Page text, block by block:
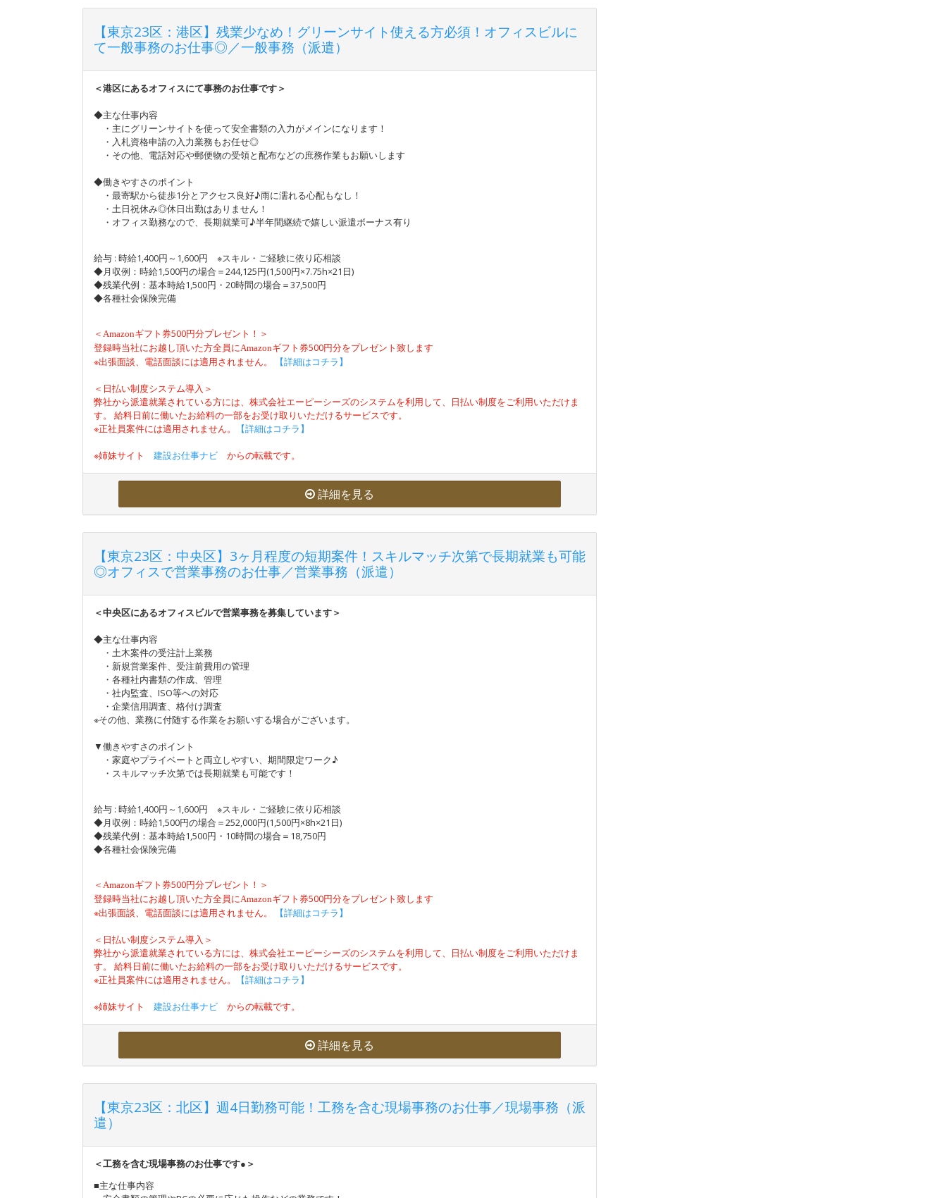
【東京23区：港区】残業少なめ！グリーンサイト使える方必須！オフィスビルに
て一般事務のお仕事◎／一般事務（派遣）
＜港区にあるオフィスにて事務のお仕事です＞
◆主な仕事内容
・主にグリーンサイトを使って安全書類の入力がメインになります！
・入札資格申請の入力業務もお任せ◎
・その他、電話対応や郵便物の受領と配布などの庶務作業もお願いします
◆働きやすさのポイント
・最寄駅から徒歩1分とアクセス良好♪雨に濡れる心配もなし！
・土日祝休み◎休日出勤はありません！
・オフィス勤務なので、長期就業可♪半年間継続で嬉しい派遣ボーナス有り
給与 : 時給1,400円～1,600円 ※スキル・ご経験に依り応相談
◆月収例：時給1,500円の場合＝244,125円(1,500円×7.75h×21日)
◆残業代例：基本時給1,500円・20時間の場合＝37,500円
◆各種社会保険完備
＜ Amazonギフト券500円分プレゼント！＞
登録時当社にお越し頂いた方全員にAmazonギフト券500円分をプレゼント致します
※出張面談、電話面談には適用されません。
【詳細はコチラ】
＜日払い制度システム導入＞
弊社から派遣就業されている方には、株式会社エーピーシーズのシステムを利用して、日払い制度をご利用いただけま
す。 給料日前に働いたお給料の一部をお受け取りいただけるサービスです。
※正社員案件には適用されません。
【詳細はコチラ】
※姉妹サイト 建設お仕事ナビ からの転載です。
詳細を見る
【東京23区：中央区】3ヶ月程度の短期案件！スキルマッチ次第で長期就業も可能
◎オフィスで営業事務のお仕事／営業事務（派遣）
＜中央区にあるオフィスビルで営業事務を募集しています＞
◆主な仕事内容
・土木案件の受注計上業務
・新規営業案件、受注前費用の管理
・各種社内書類の作成、管理
・社内監査、ISO等への対応
・企業信用調査、格付け調査
※その他、業務に付随する作業をお願いする場合がございます。
▼働きやすさのポイント
・家庭やプライベートと両立しやすい、期間限定ワーク♪
・スキルマッチ次第では長期就業も可能です！
給与 : 時給1,400円～1,600円 ※スキル・ご経験に依り応相談
◆月収例：時給1,500円の場合＝252,000円(1,500円×8h×21日)
◆残業代例：基本時給1,500円・10時間の場合＝18,750円
◆各種社会保険完備
＜ Amazonギフト券500円分プレゼント！＞
登録時当社にお越し頂いた方全員にAmazonギフト券500円分をプレゼント致します
※出張面談、電話面談には適用されません。
【詳細はコチラ】
＜日払い制度システム導入＞
弊社から派遣就業されている方には、株式会社エーピーシーズのシステムを利用して、日払い制度をご利用いただけま
す。 給料日前に働いたお給料の一部をお受け取りいただけるサービスです。
※正社員案件には適用されません。
【詳細はコチラ】
※姉妹サイト 建設お仕事ナビ からの転載です。
詳細を見る
【東京23区：北区】週4日勤務可能！工務を含む現場事務のお仕事／現場事務（派
遣）
＜工務を含む現場事務のお仕事です●＞
■主な仕事内容